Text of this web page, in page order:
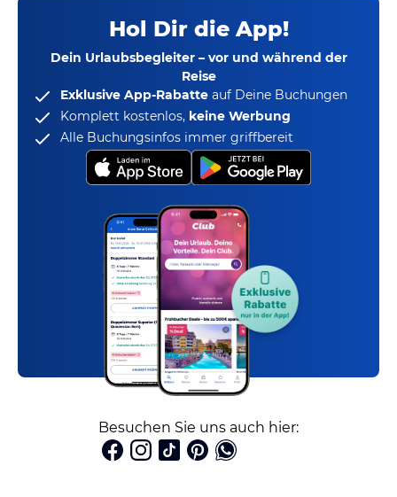
Hol Dir die App!
Dein Urlaubsbegleiter – vor und während der
Reise
Exklusive App-Rabatte auf Deine Buchungen
Komplett kostenlos, keine Werbung
Alle Buchungsinfos immer griffbereit
Besuchen Sie uns auch hier: